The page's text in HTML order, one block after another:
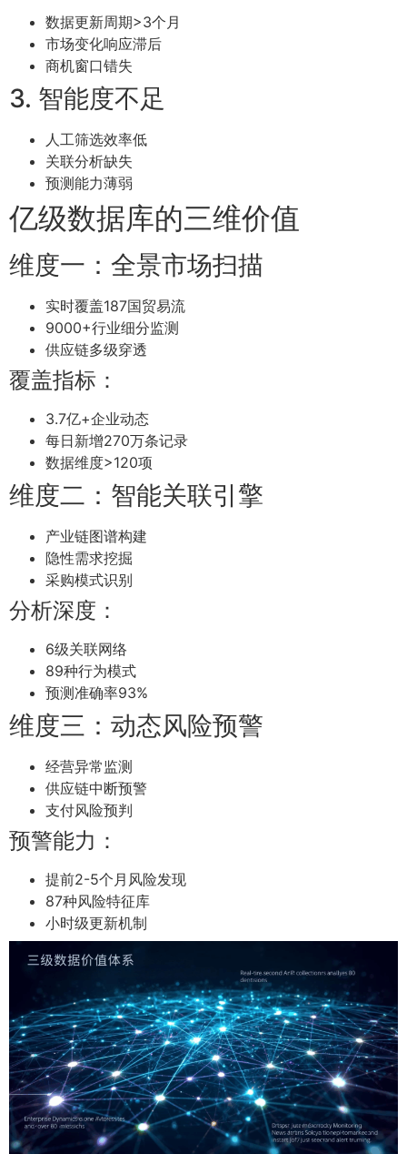
数据更新周期>3个月
市场变化响应滞后
商机窗口错失
3. 智能度不足
人工筛选效率低
关联分析缺失
预测能力薄弱
亿级数据库的三维价值
维度一：全景市场扫描
实时覆盖187国贸易流
9000+行业细分监测
供应链多级穿透
覆盖指标：
3.7亿+企业动态
每日新增270万条记录
数据维度>120项
维度二：智能关联引擎
产业链图谱构建
隐性需求挖掘
采购模式识别
分析深度：
6级关联网络
89种行为模式
预测准确率93%
维度三：动态风险预警
经营异常监测
供应链中断预警
支付风险预判
预警能力：
提前2-5个月风险发现
87种风险特征库
小时级更新机制